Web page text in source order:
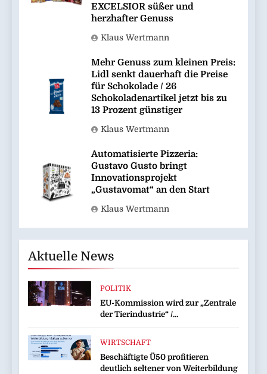
EXCELSIOR süßer und
herzhafter Genuss
Klaus Wertmann
Mehr Genuss zum kleinen Preis:
Lidl senkt dauerhaft die Preise
für Schokolade / 26
Schokoladenartikel jetzt bis zu
13 Prozent günstiger
Klaus Wertmann
Automatisierte Pizzeria:
Gustavo Gusto bringt
Innovationsprojekt
„Gustavomat“ an den Start
Klaus Wertmann
Aktuelle News
POLITIK
EU-Kommission wird zur „Zentrale
der Tierindustrie“ /
Kommission zur Tierindustrie an
WIRTSCHAFT
Beschäftigte Ü50 profitieren
deutlich seltener von Weiterbildung